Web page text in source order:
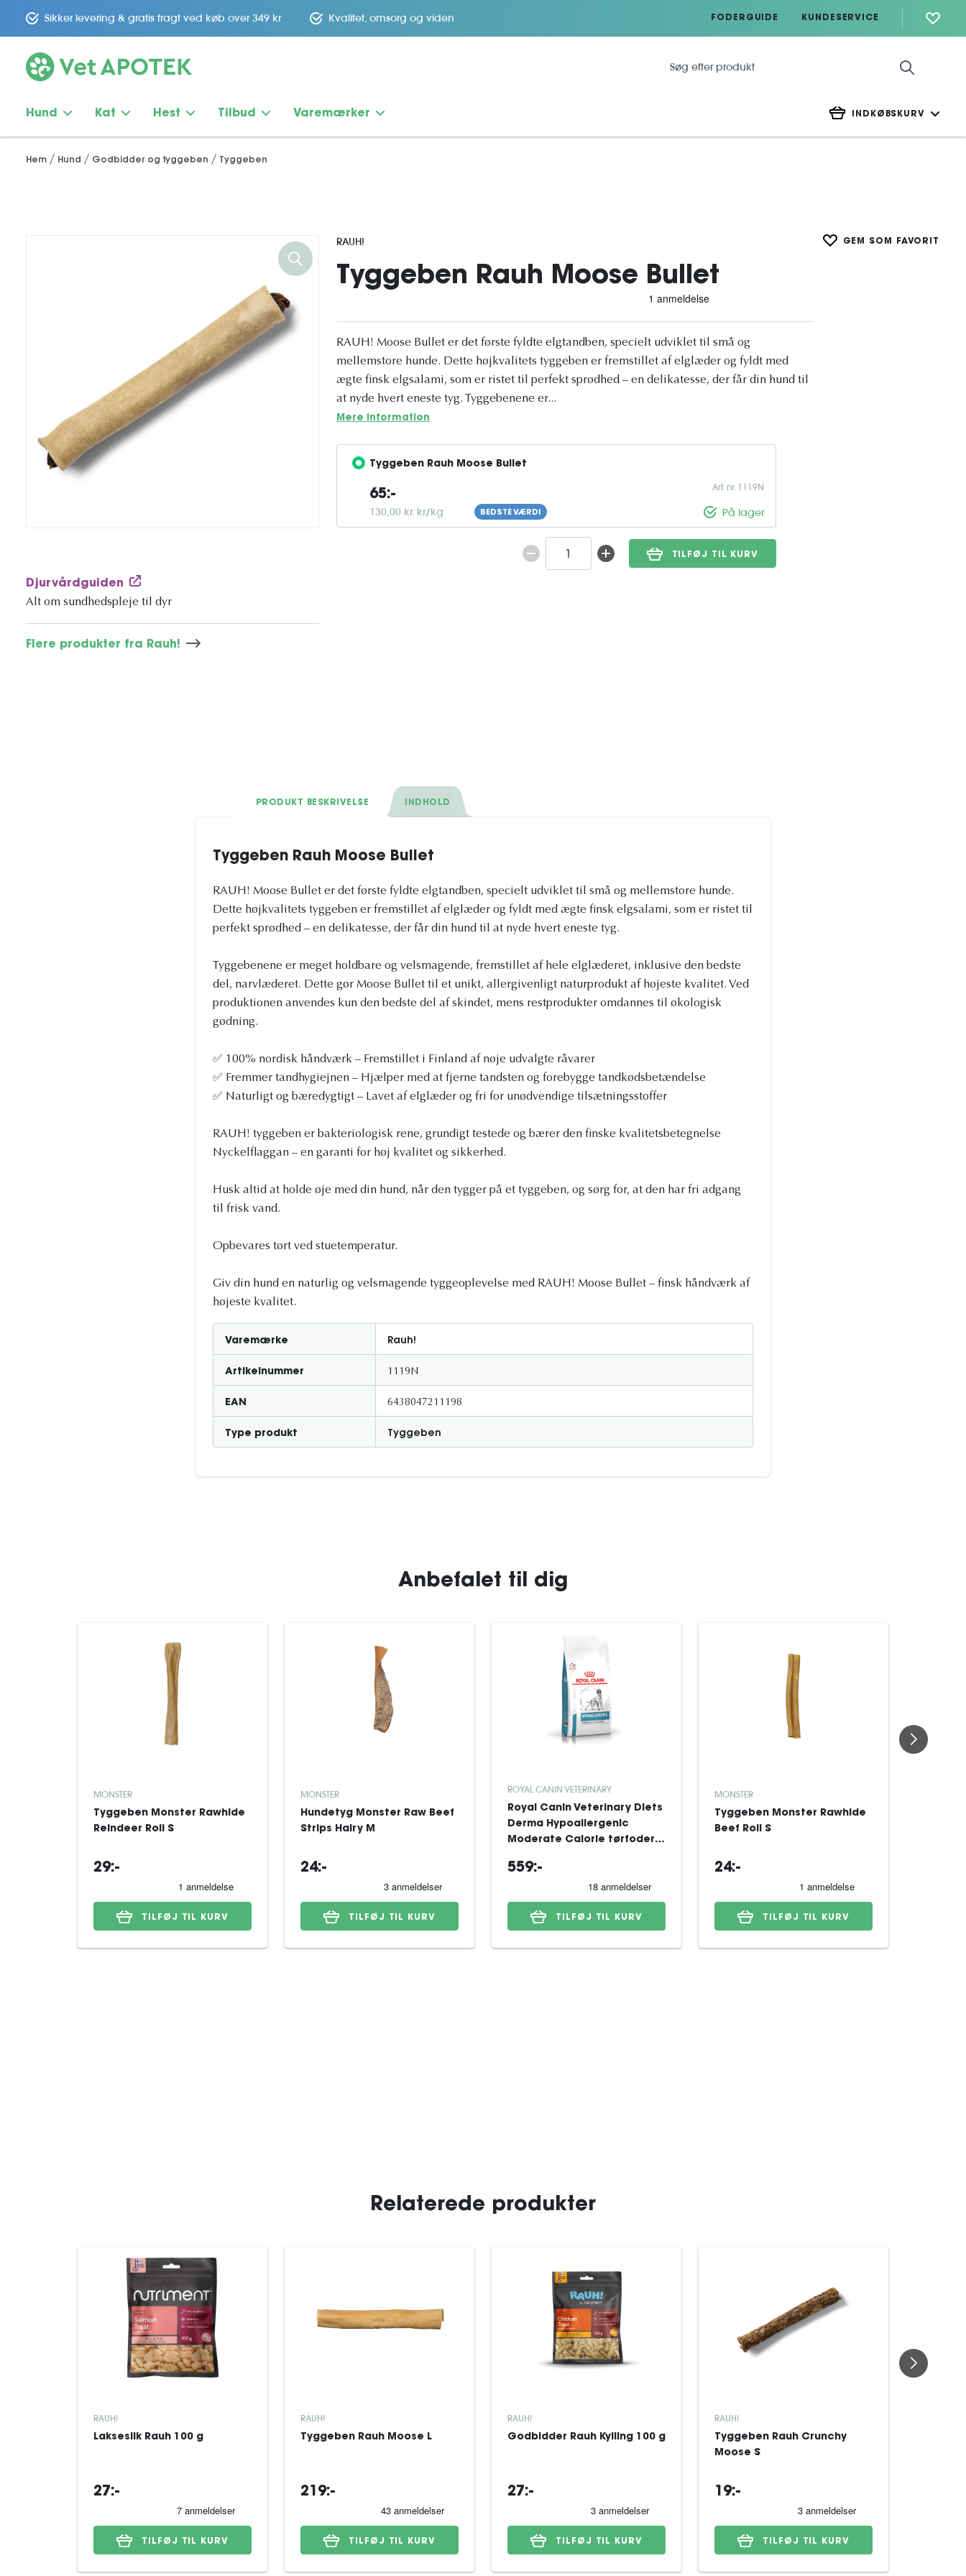
Sikker levering & gratis fragt ved køb over 349 kr Kvalitet, omsorg og viden FODERGUIDE KUNDESERVICE
Hund Kat Hest Tilbud Varemærker INDKØBSKURV
Hem Hund Godbidder og tyggeben Tyggeben
Djurvårdguiden
Alt om sundhedspleje til dyr
Flere produkter fra Rauh!
RAUH! GEM SOM FAVORIT
Tyggeben Rauh Moose Bullet
RAUH! Moose Bullet er det første fyldte elgtandben, specielt udviklet til små og
mellemstore hunde. Dette højkvalitets tyggeben er fremstillet af elglæder og fyldt med
ægte finsk elgsalami, som er ristet til perfekt sprødhed – en delikatesse, der får din hund til
at nyde hvert eneste tyg. Tyggebenene er...
Mere information
Tyggeben Rauh Moose Bullet
65:-
130,00 kr. kr/kg BEDSTE VÆRDI
Art. nr. 1119N
På lager
TILFØJ TIL KURV
PRODUKT BESKRIVELSE INDHOLD
Tyggeben Rauh Moose Bullet
RAUH! Moose Bullet er det første fyldte elgtandben, specielt udviklet til små og mellemstore hunde.
Dette højkvalitets tyggeben er fremstillet af elglæder og fyldt med ægte finsk elgsalami, som er ristet til
perfekt sprødhed – en delikatesse, der får din hund til at nyde hvert eneste tyg.
Tyggebenene er meget holdbare og velsmagende, fremstillet af hele elglæderet, inklusive den bedste
del, narvlæderet. Dette gør Moose Bullet til et unikt, allergivenligt naturprodukt af højeste kvalitet. Ved
produktionen anvendes kun den bedste del af skindet, mens restprodukter omdannes til økologisk
gødning.
✅ 100% nordisk håndværk – Fremstillet i Finland af nøje udvalgte råvarer
✅ Fremmer tandhygiejnen – Hjælper med at fjerne tandsten og forebygge tandkødsbetændelse
✅ Naturligt og bæredygtigt – Lavet af elglæder og fri for unødvendige tilsætningsstoffer
RAUH! tyggeben er bakteriologisk rene, grundigt testede og bærer den finske kvalitetsbetegnelse
Nyckelflaggan – en garanti for høj kvalitet og sikkerhed.
Husk altid at holde øje med din hund, når den tygger på et tyggeben, og sørg for, at den har fri adgang
til frisk vand.
Opbevares tørt ved stuetemperatur.
Giv din hund en naturlig og velsmagende tyggeoplevelse med RAUH! Moose Bullet – finsk håndværk af
højeste kvalitet.
Varemærke Rauh!
Artikelnummer 1119N
EAN 6438047211198
Type produkt Tyggeben
Anbefalet til dig
MONSTER
Tyggeben Monster Rawhide
Reindeer Roll S
29:-
TILFØJ TIL KURV
MONSTER
Hundetyg Monster Raw Beef
Strips Hairy M
24:-
TILFØJ TIL KURV
ROYAL CANIN VETERINARY
Royal Canin Veterinary Diets
Derma Hypoallergenic
Moderate Calorie tørfoder
559:-
TILFØJ TIL KURV
MONSTER
Tyggeben Monster Rawhide
Beef Roll S
24:-
TILFØJ TIL KURV
Relaterede produkter
RAUH!
Lakseslik Rauh 100 g
27:-
TILFØJ TIL KURV
RAUH!
Tyggeben Rauh Moose L
219:-
TILFØJ TIL KURV
RAUH!
Godbidder Rauh Kylling 100 g
27:-
TILFØJ TIL KURV
RAUH!
Tyggeben Rauh Crunchy
Moose S
19:-
TILFØJ TIL KURV